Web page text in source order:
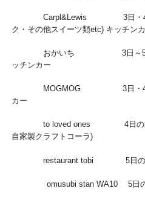
Carpl&Lewis 3日・4日 (
ク・その他スイーツ類etc) キッチン
おかいち 3日～5日 (米
ッチンカー
MOGMOG 3日・4日 (ベ
カー
to loved ones 4日のみ (
自家製クラフトコーラ)
restaurant tobi 5日のみ (
omusubi stan WA10 5日の